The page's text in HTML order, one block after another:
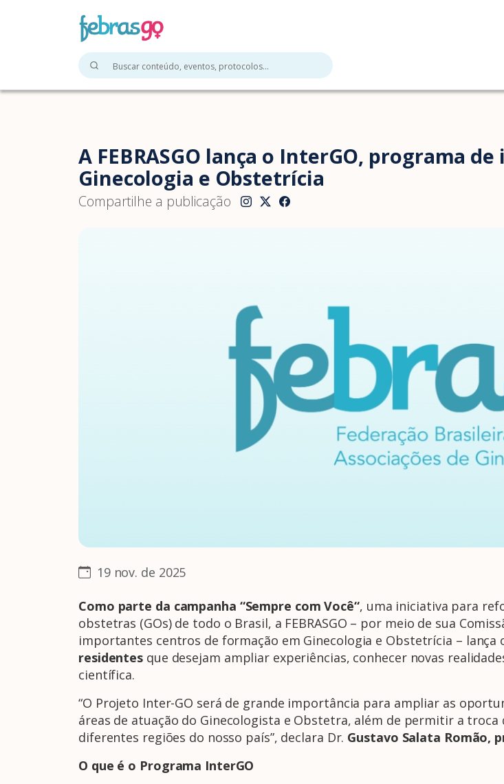
A FEBRASGO lança o InterGO, programa
Ginecologia e Obstetrícia
Compartilhe a publicação
19 nov. de 2025
Como parte da campanha “Sempre com Você“, uma iniciativa para
obstetras (GOs) de todo o Brasil, a FEBRASGO – por meio de sua
importantes centros de formação em Ginecologia e Obstetrícia – lança
residentes que desejam ampliar experiências, conhecer novas
científica.
“O Projeto Inter-GO será de grande importância para ampliar as
áreas de atuação do Ginecologista e Obstetra, além de permitir a
diferentes regiões do nosso país”, declara Dr. Gustavo Salata Romão,
O que é o Programa InterGO